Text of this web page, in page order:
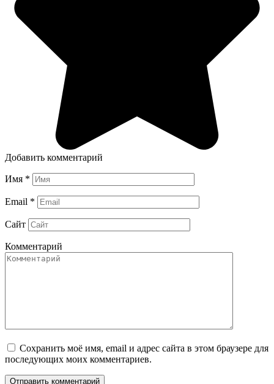
Добавить комментарий
Имя *
Email *
Сайт
Комментарий
Сохранить моё имя, email и адрес сайта в этом браузере для
последующих моих комментариев.